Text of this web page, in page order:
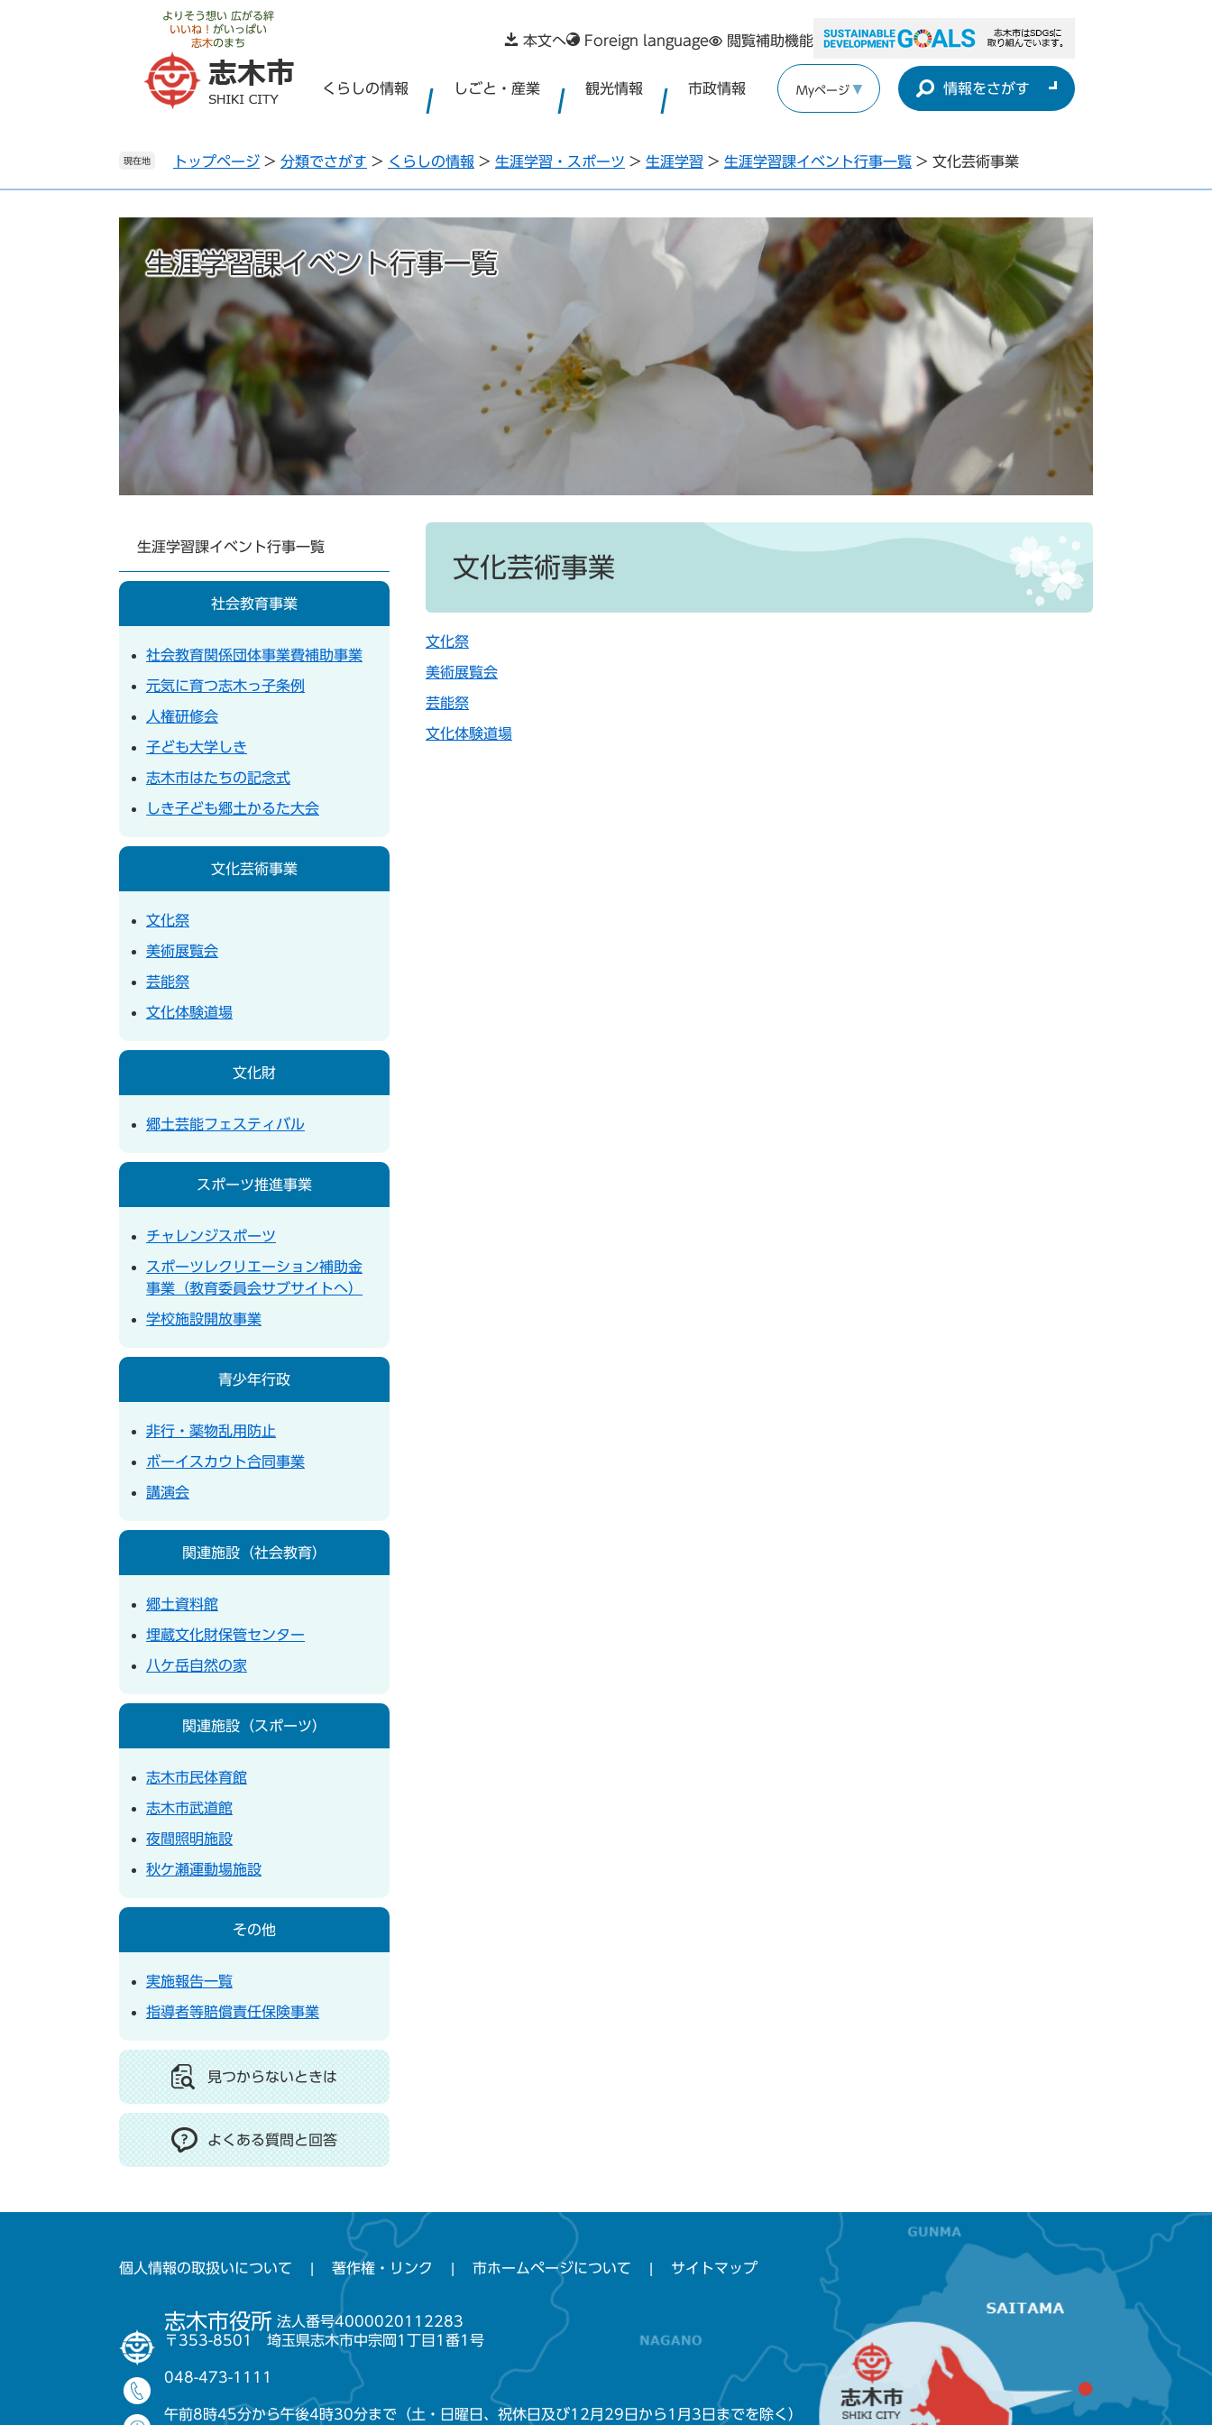
よりそう想い 広がる絆
いいね！ がいっぱい
志木のまち 本文へ Foreign language 閲覧補助機能
くらしの情報 しごと・産業 観光情報 市政情報 Myページ 情報をさがす
現在地 トップページ > 分類でさがす > くらしの情報 > 生涯学習・スポーツ > 生涯学習 > 生涯学習課イベント行事一覧 > 文化芸術事業
生涯学習課イベント行事一覧
文化芸術事業
文化祭
美術展覧会
芸能祭
文化体験道場
生涯学習課イベント行事一覧
社会教育事業
社会教育関係団体事業費補助事業
元気に育つ志木っ子条例
人権研修会
子ども大学しき
志木市はたちの記念式
しき子ども郷土かるた大会
文化芸術事業
文化祭
美術展覧会
芸能祭
文化体験道場
文化財
郷土芸能フェスティバル
スポーツ推進事業
チャレンジスポーツ
スポーツレクリエーション補助金
事業（教育委員会サブサイトへ）
学校施設開放事業
青少年行政
非行・薬物乱用防止
ボーイスカウト合同事業
講演会
関連施設（社会教育）
郷土資料館
埋蔵文化財保管センター
八ケ岳自然の家
関連施設（スポーツ）
志木市民体育館
志木市武道館
夜間照明施設
秋ケ瀬運動場施設
その他
実施報告一覧
指導者等賠償責任保険事業
見つからないときは
よくある質問と回答
個人情報の取扱いについて 著作権・リンク 市ホームページについて サイトマップ
志木市役所 法人番号4000020112283
〒353-8501 埼玉県志木市中宗岡1丁目1番1号
048-473-1111
午前8時45分から午後4時30分まで（土・日曜日、祝休日及び12月29日から1月3日までを除く）